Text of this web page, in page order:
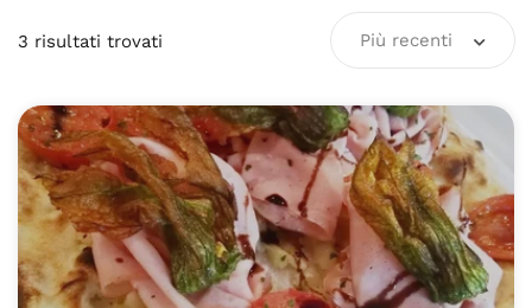
3 risultati trovati Più recenti